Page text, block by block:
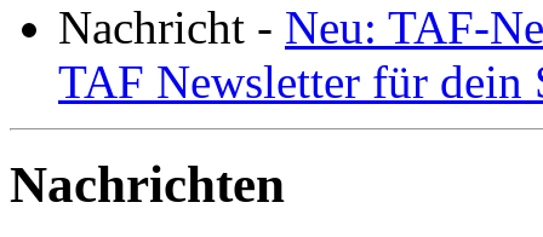
Nachricht - Neu: TAF-
TAF Newsletter für dein
Nachrichten